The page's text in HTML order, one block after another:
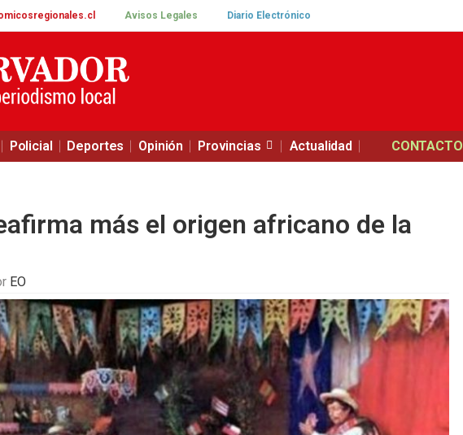
Avisos Legales Diario Electrónico
Policial Deportes Opinión Provincias Actualidad CONTACTO
más el origen africano de la
EO